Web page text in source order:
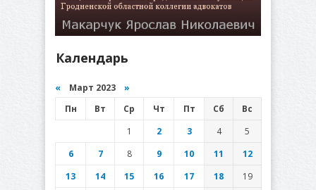
Календарь
« Март 2023 »
Пн
Вт Ср Чт Пт Сб
Вс
1
2 3 4
5
6
7 8 9 10 11
12
13
14 15 16 17 18
19